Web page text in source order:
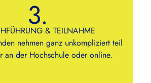
3.& TEILNAHME
nehmen ganz unkompliziert teil
an der Hochschule oder online.